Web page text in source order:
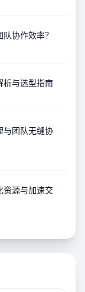
协作效率？
析与选型指南
与团队无缝协
资源与加速交